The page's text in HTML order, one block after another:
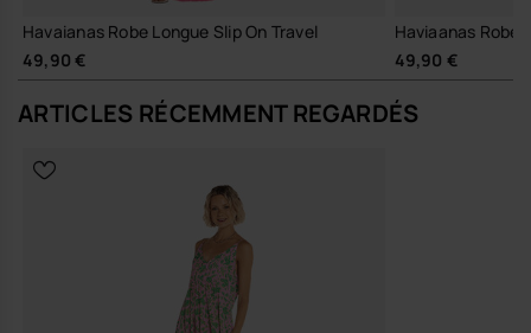
Havaianas Robe Longue Slip On Travel
49,90 €
Haviaanas Robe
49,90 €
ARTICLES RÉCEMMENT REGARDÉS